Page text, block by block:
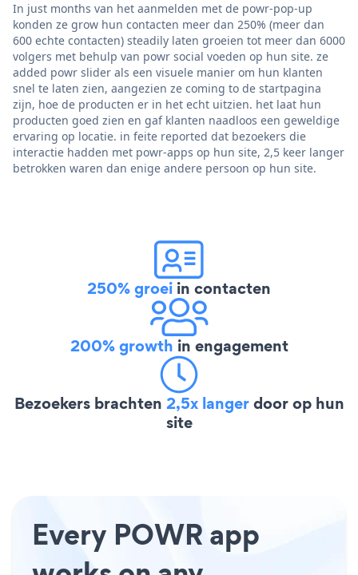
In just months van het aanmelden met de powr-pop-up
konden ze grow hun contacten meer dan 250% (meer dan
600 echte contacten) steadily laten groeien tot meer dan 6000
volgers met behulp van powr social voeden op hun site. ze
added powr slider als een visuele manier om hun klanten
snel te laten zien, aangezien ze coming to de startpagina
zijn, hoe de producten er in het echt uitzien. het laat hun
producten goed zien en gaf klanten naadloos een geweldige
ervaring op locatie. in feite reported dat bezoekers die
interactie hadden met powr-apps op hun site, 2,5 keer langer
betrokken waren dan enige andere persoon op hun site.
250% groei in contacten
200% growth in engagement
Bezoekers brachten 2,5x langerdoor op hun
site
Every POWR app